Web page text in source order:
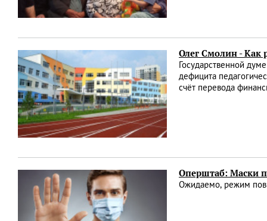
Олег Смолин - Как
Государственной
дефицита
счёт перевода
Оперштаб: Маски
Ожидаемо, режим